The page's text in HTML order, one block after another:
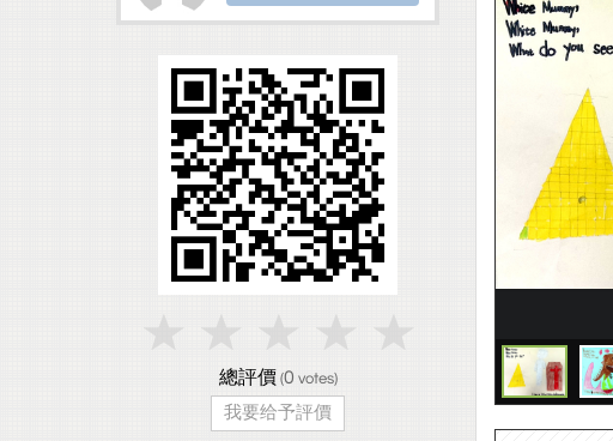
總評價 (0 votes)
我要给予評價